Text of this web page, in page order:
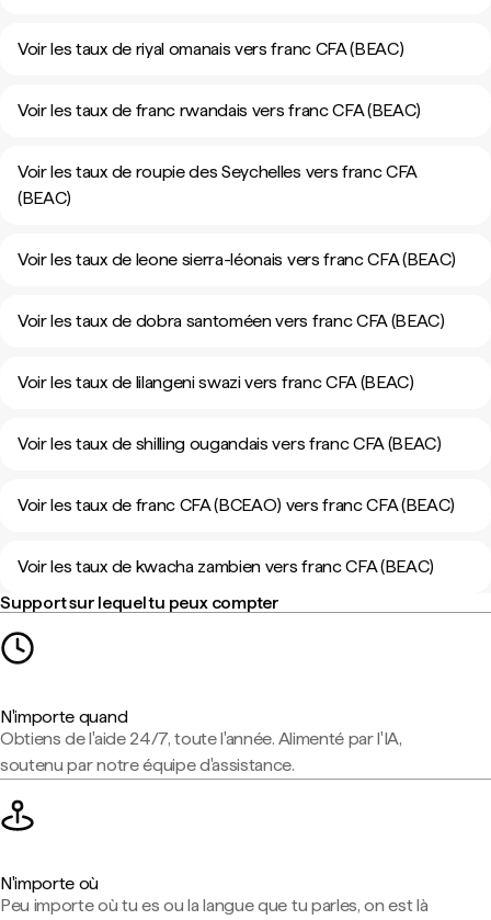
Voir les taux de riyal omanais vers franc CFA (BEAC)
Voir les taux de franc rwandais vers franc CFA (BEAC)
Voir les taux de roupie des Seychelles vers franc CFA
(BEAC)
Voir les taux de leone sierra-léonais vers franc CFA (BEAC)
Voir les taux de dobra santoméen vers franc CFA (BEAC)
Voir les taux de lilangeni swazi vers franc CFA (BEAC)
Voir les taux de shilling ougandais vers franc CFA (BEAC)
Voir les taux de franc CFA (BCEAO) vers franc CFA (BEAC)
Voir les taux de kwacha zambien vers franc CFA (BEAC)
Support sur lequel tu peux compter
N'importe quand
Obtiens de l'aide 24/7, toute l'année. Alimenté par l'IA,
soutenu par notre équipe d'assistance.
N'importe où
Peu importe où tu es ou la langue que tu parles, on est là